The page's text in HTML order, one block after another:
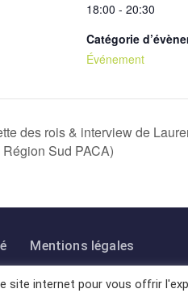
18:00 - 20:30
Catégorie
Événement
des rois & interview de
Région Sud PACA)
Mentions légales
site internet pour vous offrir